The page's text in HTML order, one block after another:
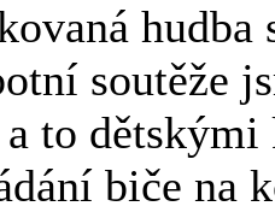
soutěže
to
biče na